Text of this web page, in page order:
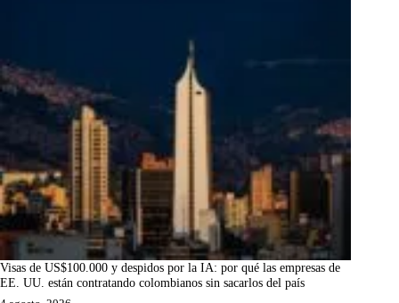
Visas de US$100.000 y despidos por la IA: por qué las empresas de
EE. UU. están contratando colombianos sin sacarlos del país